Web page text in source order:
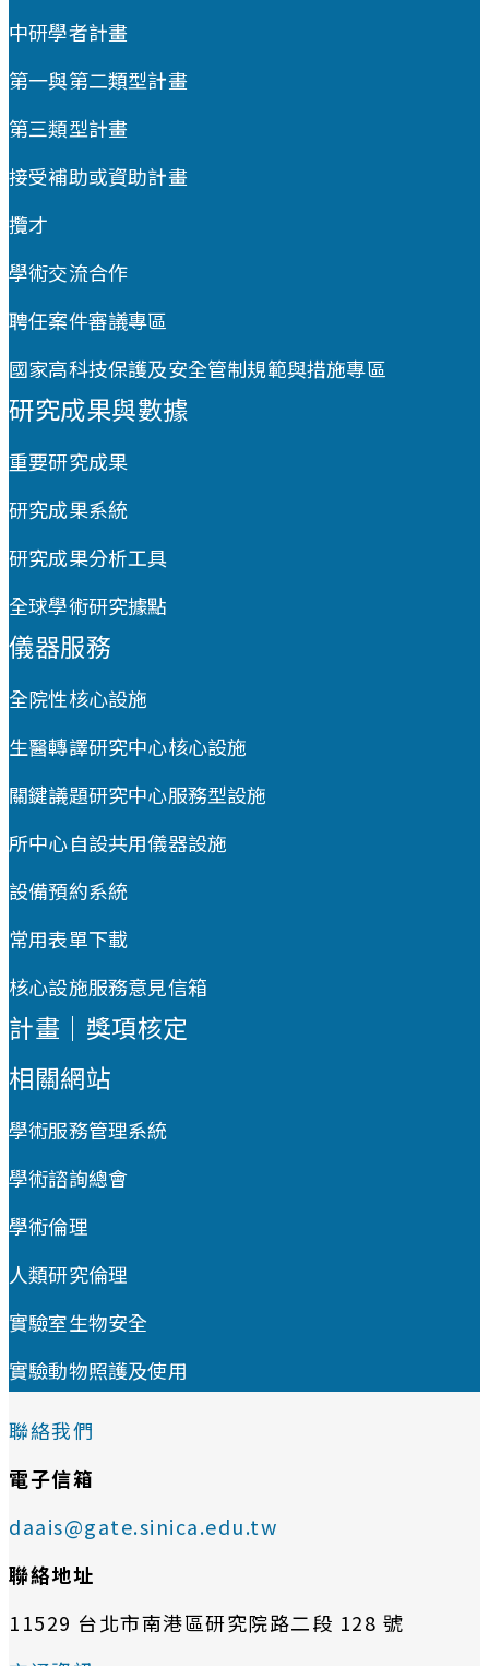
中研學者計畫
第一與第二類型計畫
第三類型計畫
接受補助或資助計畫
攬才
學術交流合作
聘任案件審議專區
國家高科技保護及安全管制規範與措施專區
研究成果與數據
重要研究成果
研究成果系統
研究成果分析工具
全球學術研究據點
儀器服務
全院性核心設施
生醫轉譯研究中心核心設施
關鍵議題研究中心服務型設施
所中心自設共用儀器設施
設備預約系統
常用表單下載
核心設施服務意見信箱
計畫｜獎項核定
相關網站
學術服務管理系統
學術諮詢總會
學術倫理
人類研究倫理
實驗室生物安全
實驗動物照護及使用
聯絡我們
電子信箱
daais@gate.sinica.edu.tw
聯絡地址
11529 台北市南港區研究院路二段 128 號